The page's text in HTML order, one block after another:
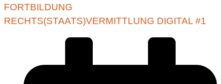
FORTBILDUNG
RECHTS(STAATS)VERMITTLUNG DIGITAL #1